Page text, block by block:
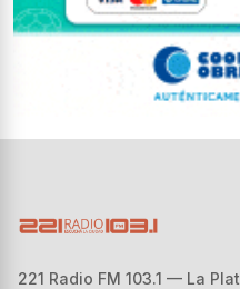
221 Radio FM 103.1 — La